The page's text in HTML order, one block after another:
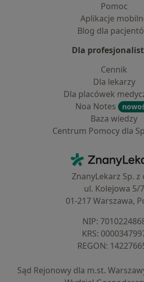
Pomoc
Aplikacje
Blog dla
Dla
Cennik
Dla lekarzy
Dla placówek
Noa Notes
Baza wiedzy
Centrum Pomocy dla
ZnanyLekarz Sp. z
ul. Kolejowa 5/7
01-217 Warszawa,
NIP:
KRS:
REGON:
Sąd Rejonowy dla m.st.